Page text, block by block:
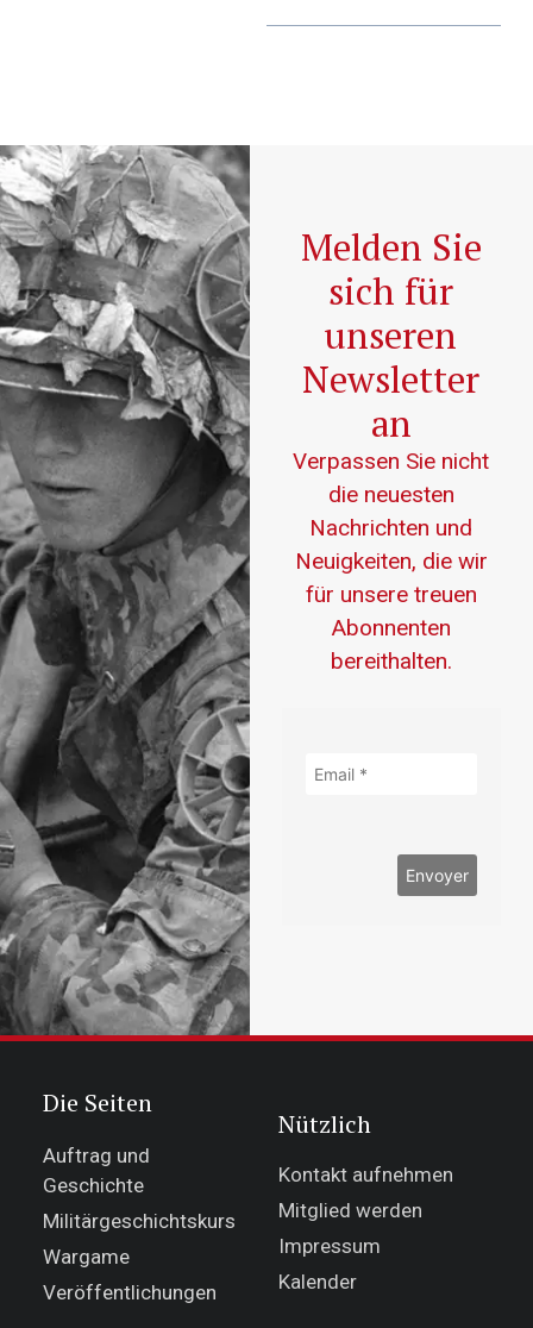
Melden Sie
sich für
unseren
Newsletter
an
Verpassen Sie nicht
die neuesten
Nachrichten und
Neuigkeiten, die wir
für unsere treuen
Abonnenten
bereithalten.
Die Seiten
Auftrag und
Geschichte
Militärgeschichtskurs
Wargame
Veröffentlichungen
Nützlich
Kontakt aufnehmen
Mitglied werden
Impressum
Kalender